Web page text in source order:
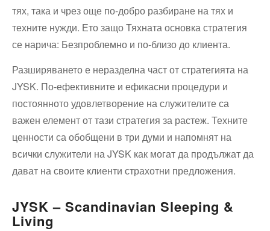
тях, така и чрез още по-добро разбиране на тях и
техните нужди. Ето защо Тяхната основка стратегия
се нарича: Безпроблемно и по-близо до клиента.
Разширяването е неразделна част от стратегията на
JYSK. По-ефективните и ефикасни процедури и
постоянното удовлетворение на служителите са
важен елемент от тази стратегия за растеж. Техните
ценности са обобщени в три думи и напомнят на
всички служители на JYSK как могат да продължат да
дават на своите клиенти страхотни предложения.
JYSK – Scandinavian Sleeping &
Living